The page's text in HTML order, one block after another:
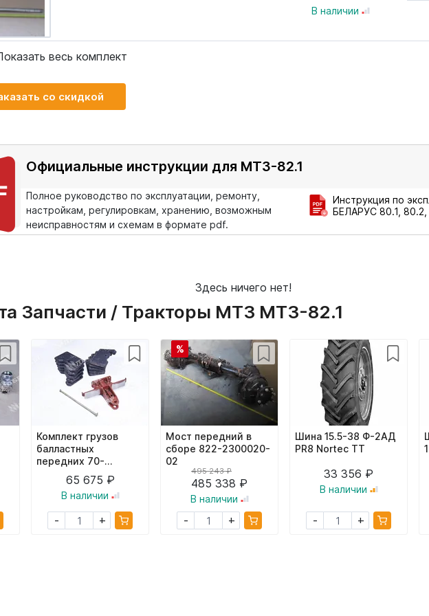
В наличии
весь комплект
со скидкой
Официальные инструкции для МТЗ-82.1
Полное руководство по эксплуатации, ремонту,
настройкам, регулировкам, хранению, возможным
неисправностям и схемам в формате pdf.
Инструкция по
БЕЛАРУС 80.1, 80.2,
Здесь ничего нет!
Запчасти / Тракторы МТЗ МТЗ-82.1
Комплект грузов
балластных
передних 70-
4235010А65 675 ₽
В наличии
- +
%
Мост передний в
сборе 822-2300020-
02
495 243 ₽
485 338 ₽
В наличии
- +
Шина 15.5-38 Ф-2АД
PR8 Nortec TT
33 356 ₽
В наличии
- +